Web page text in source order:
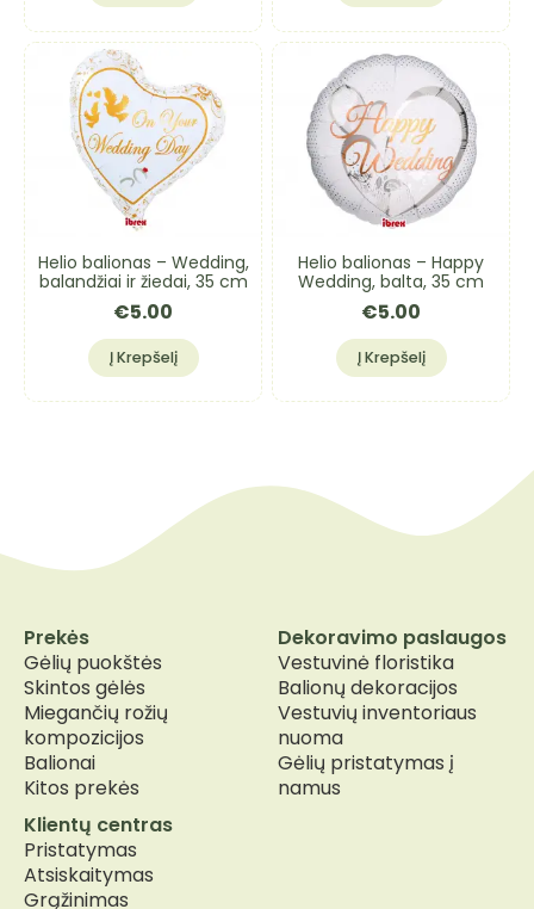
Helio balionas – Wedding,
balandžiai ir žiedai, 35 cm
€5.00
Į Krepšelį
Helio balionas – Happy
Wedding, balta, 35 cm
€5.00
Į Krepšelį
Prekės
Gėlių puokštės
Skintos gėlės
Miegančių rožių
kompozicijos
Balionai
Kitos prekės
Dekoravimo paslaugos
Vestuvinė floristika
Balionų dekoracijos
Vestuvių inventoriaus
nuoma
Gėlių pristatymas į
namus
Klientų centras
Pristatymas
Atsiskaitymas
Grąžinimas